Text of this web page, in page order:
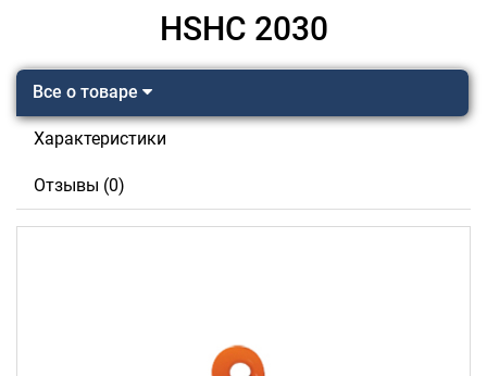
HSHC 2030
Все о товаре
Характеристики
Отзывы (0)